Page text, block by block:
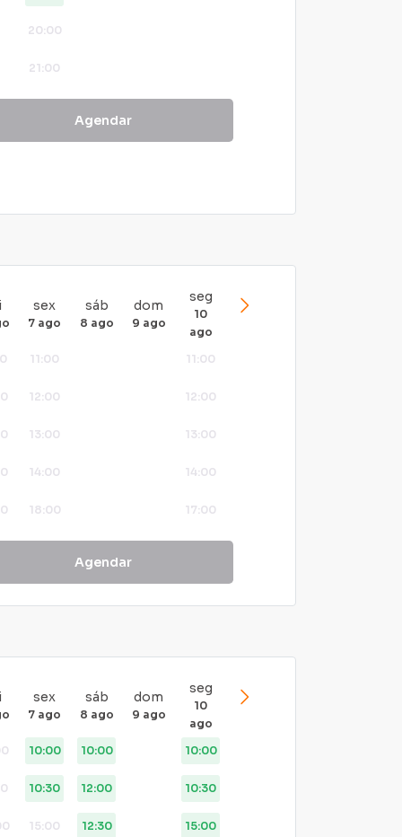
20:00
21:00
Agendar
sex
7 ago
sáb
8 ago
dom
9 ago
seg
10
ago
11:00
12:00
13:00
14:00
18:00
20:00
11:00
12:00
13:00
14:00
17:00
19:00
21:00
22:00
23:00
Agendar
sex
7 ago
sáb
8 ago
dom
9 ago
seg
10
ago
10:00
10:30
15:00
10:00
12:00
12:30
10:00
10:30
15:00